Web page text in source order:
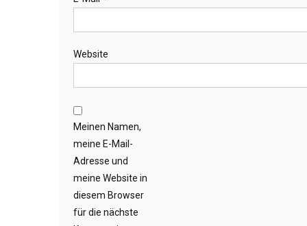
Website
Meinen Namen,
meine E-Mail-
Adresse und
meine Website in
diesem Browser
für die nächste